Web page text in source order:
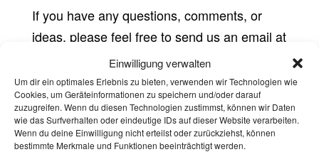
Einwilligung verwalten
Um dir ein optimales Erlebnis zu bieten, verwenden wir Technologien wie
Cookies, um Geräteinformationen zu speichern und/oder darauf
zuzugreifen. Wenn du diesen Technologien zustimmst, können wir Daten
wie das Surfverhalten oder eindeutige IDs auf dieser Website verarbeiten.
Wenn du deine Einwilligung nicht erteilst oder zurückziehst, können
bestimmte Merkmale und Funktionen beeinträchtigt werden.
If you have any questions, comments, or
ideas, please feel free to send us an email at
kultur@asta.rwth-aachen.de
We look forward to seeing you all at our
events!